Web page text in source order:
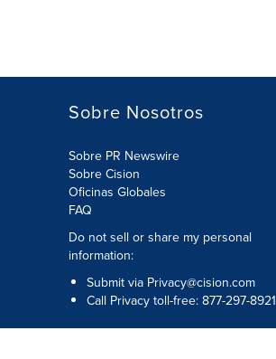
Sobre Nosotros
Sobre PR Newswire
Sobre Cision
Oficinas Globales
FAQ
Do not sell or share my personal
information:
Submit via Privacy@cision.com
Call Privacy toll-free: 877-297-8921